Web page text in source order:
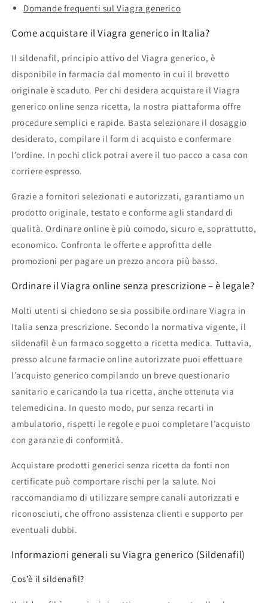
Domande frequenti sul Viagra generico
Come acquistare il Viagra generico in Italia?
Il sildenafil, principio attivo del Viagra generico, è
disponibile in farmacia dal momento in cui il brevetto
originale è scaduto. Per chi desidera acquistare il Viagra
generico online senza ricetta, la nostra piattaforma offre
procedure semplici e rapide. Basta selezionare il dosaggio
desiderato, compilare il form di acquisto e confermare
l’ordine. In pochi click potrai avere il tuo pacco a casa con
corriere espresso.
Grazie a fornitori selezionati e autorizzati, garantiamo un
prodotto originale, testato e conforme agli standard di
qualità. Ordinare online è più comodo, sicuro e, soprattutto,
economico. Confronta le offerte e approfitta delle
promozioni per pagare un prezzo ancora più basso.
Ordinare il Viagra online senza prescrizione – è legale?
Molti utenti si chiedono se sia possibile ordinare Viagra in
Italia senza prescrizione. Secondo la normativa vigente, il
sildenafil è un farmaco soggetto a ricetta medica. Tuttavia,
presso alcune farmacie online autorizzate puoi effettuare
l’acquisto generico compilando un breve questionario
sanitario e caricando la tua ricetta, anche ottenuta via
telemedicina. In questo modo, pur senza recarti in
ambulatorio, rispetti le regole e puoi completare l’acquisto
con garanzie di conformità.
Acquistare prodotti generici senza ricetta da fonti non
certificate può comportare rischi per la salute. Noi
raccomandiamo di utilizzare sempre canali autorizzati e
riconosciuti, che offrono assistenza clienti e supporto per
eventuali dubbi.
Informazioni generali su Viagra generico (Sildenafil)
Cos’è il sildenafil?